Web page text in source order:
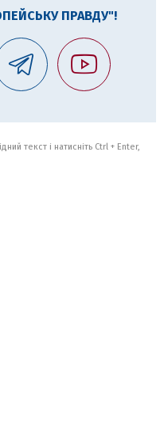
ПРАВДУ"!
текст і натисніть Ctrl + Enter,